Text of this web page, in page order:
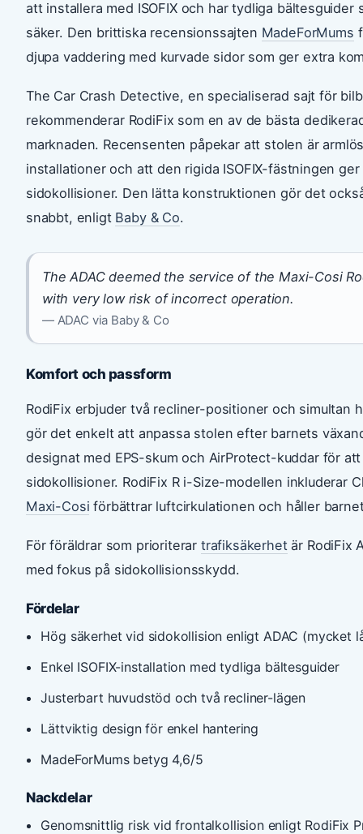
att installera med ISOFIX och har tydliga
säker. Den brittiska recensionssajten MadeForMums
djupa vaddering med kurvade sidor som ger extra
The Car Crash Detective, en specialiserad sajt för
rekommenderar RodiFix som en av de bästa
marknaden. Recensenten påpekar att stolen är
installationer och att den rigida ISOFIX-fästningen
sidokollisioner. Den lätta konstruktionen gör det
snabbt, enligt Baby & Co.
The ADAC deemed the service of the Maxi-Cosi
with very low risk of incorrect operation.
— ADAC via Baby & Co
Komfort och passform
RodiFix erbjuder två recliner-positioner och simultan
gör det enkelt att anpassa stolen efter barnets
designat med EPS-skum och AirProtect-kuddar för
sidokollisioner. RodiFix R i-Size-modellen inkluderar
Maxi-Cosi förbättrar luftcirkulationen och håller
För föräldrar som prioriterar trafiksäkerhet är RodiFix
med fokus på sidokollisionsskydd.
Fördelar
Hög säkerhet vid sidokollision enligt ADAC (mycket
Enkel ISOFIX-installation med tydliga bältesguider
Justerbart huvudstöd och två recliner-lägen
Lättviktig design för enkel hantering
MadeForMums betyg 4,6/5
Nackdelar
Genomsnittlig risk vid frontalkollision enligt RodiFix